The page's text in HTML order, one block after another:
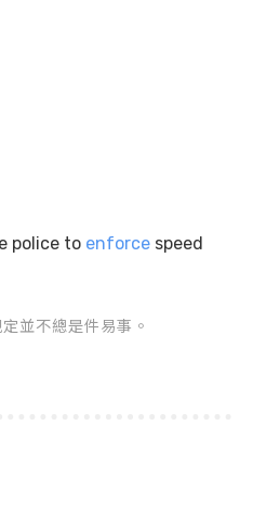
police to enforce speed
並不總是件易事。